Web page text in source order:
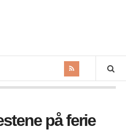
på ferie